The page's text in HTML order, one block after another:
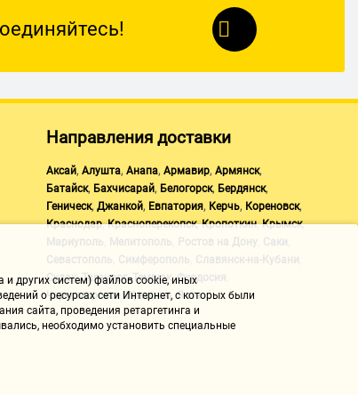
Направления доставки
Аксай, Алушта, Анапа, Армавир, Армянск,
Батайск, Бахчисарай, Белогорск, Бердянск,
Геническ, Джанкой, Евпатория, Керчь, Кореновск,
Краснодар,Красноперекопск,Кропоткин,Крымск,
Мариуполь Мелитополь Ростов на Дону Саки
Севастополь Симферополь Славянск-на-Кубани
Судак,Таганрог,Темрюк,Феодосия
Черноморское ,Щелкино,Ялта
и других систем) файлов cookie, иных
о ресурсах сети Интернет, с которых были
сайта, проведения ретаргетинга и
необходимо установить специальные